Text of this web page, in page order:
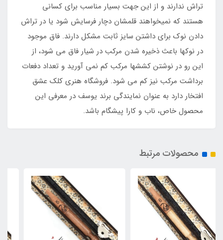
تراش ندارند و از این جهت بسیار مناسب برای کسانی
هستند که نمیخواهند قلمشان دچار فرسایش شود یا در تراش
دادن نوک برای داشتن سایز ثابت مشکل دارند. فاق موجود
در نوکها باعث ذخیره شدن مرکب در شیار فاق می شود، از
این رو در نوشتن کششها مرکب کم نمی آورید و تعداد دفعات
برداشت مرکب نیز کم می شود. فروشگاه هنری کلک عشق
افتخار دارد به عنوان نمایندگی برند یوسف در معرفی این
محصول خاص، ناب و کارا پیشگام باشد.
محصولات مرتبط